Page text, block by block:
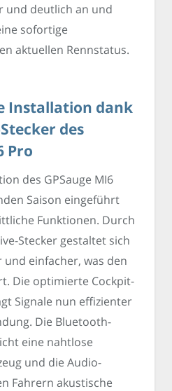
und deutlich an und
sofortige
aktuellen Rennstatus.
Installation dank
des
Pro
des GPSauge MI6
Saison eingeführt
Funktionen. Durch
Stecker gestaltet sich
einfacher, was den
Die optimierte Cockpit-
Signale nun effizienter
Die Bluetooth-
eine nahtlose
und die Audio-
Fahrern akustische